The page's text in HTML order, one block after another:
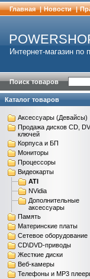
Главная | Новости |
Интернет-магазин
Поиск товаров
Каталог товаров
Аксессуары (Девайсы)
Продажа дисков CD,
ключей
Корпуса и БП
Мониторы
Процессоры
Видеокарты
ATI
NVidia
Дополнительные
аксессуары
Память
Материнские платы
Сетевое оборудование
CD\DVD-приводы
Жесткие диски
Веб-камеры
Телефоны и MP3